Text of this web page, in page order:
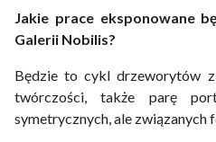
Jakie prace eksponowane
Galerii Nobilis?
Będzie to cykl drzeworytów
twórczości, także parę
symetrycznych, ale związanych